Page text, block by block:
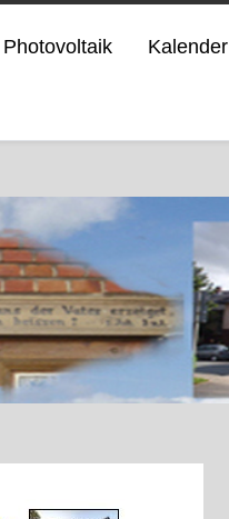
Photovoltaik Kalender